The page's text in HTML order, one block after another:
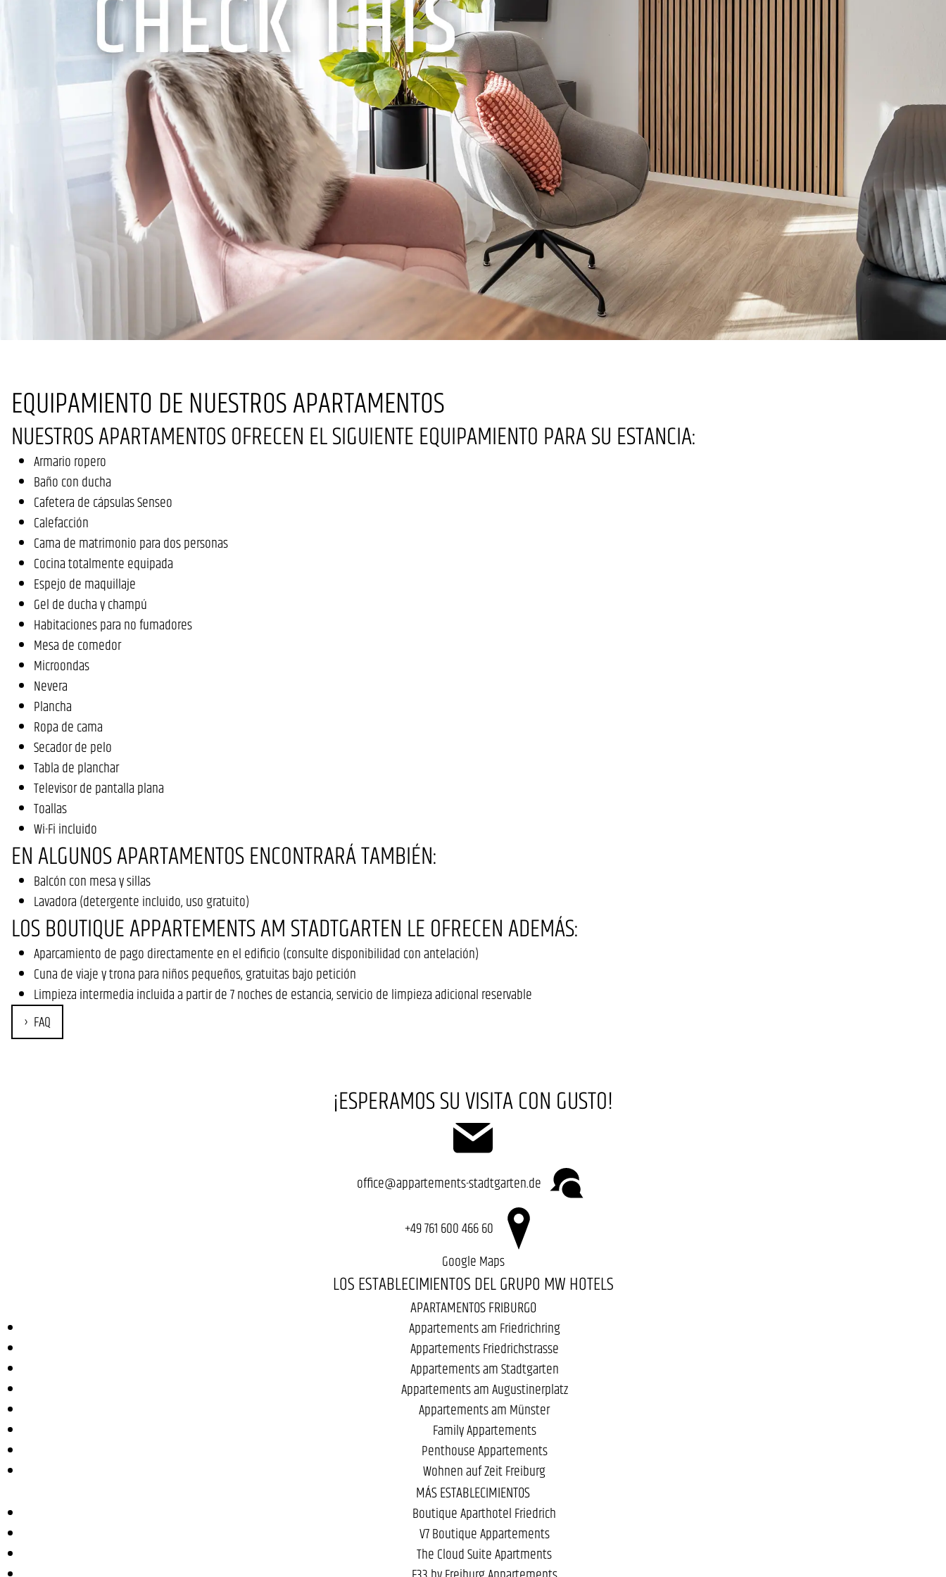
EQUIPAMIENTO DE NUESTROS APARTAMENTOS
NUESTROS APARTAMENTOS OFRECEN EL SIGUIENTE EQUIPAMIENTO PARA SU ESTANCIA:
Armario ropero
Baño con ducha
Cafetera de cápsulas Senseo
Calefacción
Cama de matrimonio para dos personas
Cocina totalmente equipada
Espejo de maquillaje
Gel de ducha y champú
Habitaciones para no fumadores
Mesa de comedor
Microondas
Nevera
Plancha
Ropa de cama
Secador de pelo
Tabla de planchar
Televisor de pantalla plana
Toallas
Wi-Fi incluido
EN ALGUNOS APARTAMENTOS ENCONTRARÁ TAMBIÉN:
Balcón con mesa y sillas
Lavadora (detergente incluido, uso gratuito)
LOS BOUTIQUE APPARTEMENTS AM STADTGARTEN LE OFRECEN ADEMÁS:
Aparcamiento de pago directamente en el edificio (consulte disponibilidad con antelación)
Cuna de viaje y trona para niños pequeños, gratuitas bajo petición
Limpieza intermedia incluida a partir de 7 noches de estancia, servicio de limpieza adicional reservable
FAQ
¡ESPERAMOS SU VISITA CON GUSTO!
office@appartements-stadtgarten.de
+49 761 600 466 60
Google Maps
LOS ESTABLECIMIENTOS DEL GRUPO MW HOTELS
APARTAMENTOS FRIBURGO
Appartements am Friedrichring
Appartements Friedrichstrasse
Appartements am Stadtgarten
Appartements am Augustinerplatz
Appartements am Münster
Family Appartements
Penthouse Appartements
Wohnen auf Zeit Freiburg
MÁS ESTABLECIMIENTOS
Boutique Aparthotel Friedrich
V7 Boutique Appartements
The Cloud Suite Apartments